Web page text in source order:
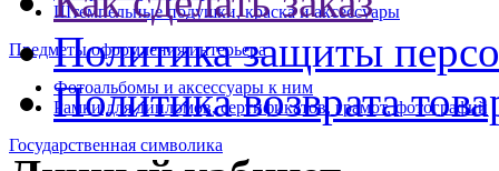
Штемпельные подушки, краска и аксессуары
Предметы оформления интерьера
Фотоальбомы и аксессуары к ним
Рамки для дипломов, сертификатов, грамот, фотографий
Государственная символика
Политика защиты
Политика возврата